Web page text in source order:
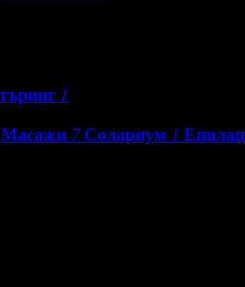
1
Масажи 7 Солариум 1